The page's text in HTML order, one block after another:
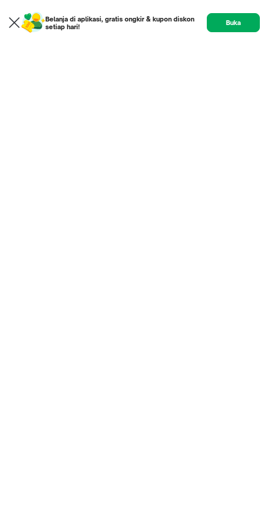
Belanja di aplikasi, gratis ongkir & kupon diskon
setiap hari!
Buka